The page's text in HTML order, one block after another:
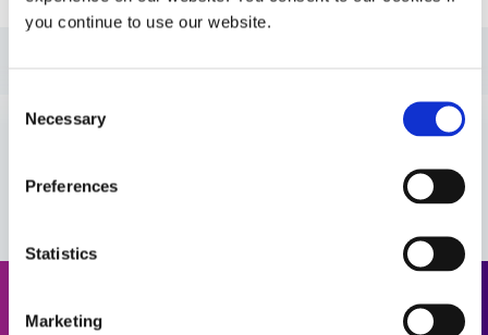
you continue to use our website.
Selection
Necessary
Preferences
Statistics
Marketing
指南：医疗器械胶粘剂（欧洲|法国）
指南：医疗器械胶粘剂（欧洲|EN）